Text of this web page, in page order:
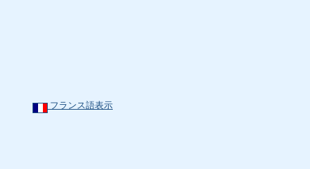
フランス語表示